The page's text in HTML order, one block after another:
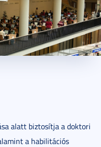
alatt biztosítja a doktori
a habilitációs